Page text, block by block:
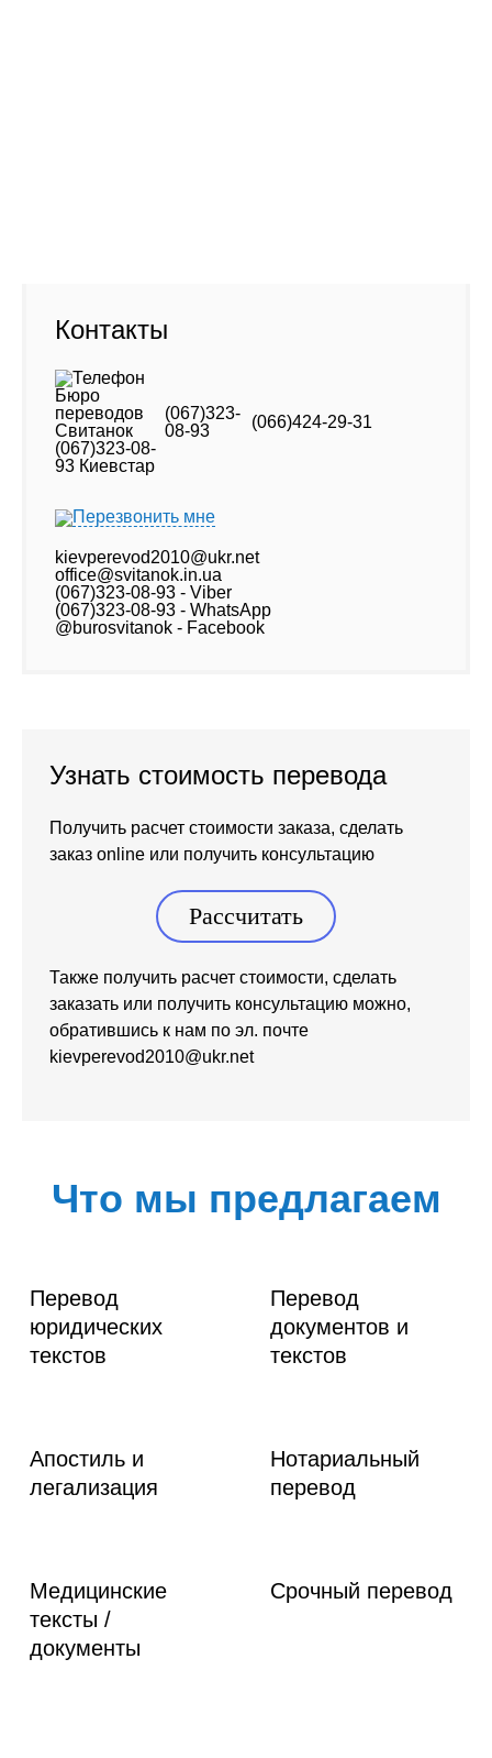
Контакты
(067)323-
08-93
(066)424-29-31
Перезвонить мне
kievperevod2010@ukr.net
office@svitanok.in.ua
(067)323-08-93 - Viber
(067)323-08-93 - WhatsApp
@burosvitanok - Facebook
Узнать стоимость перевода
Получить расчет стоимости заказа, сделать
заказ online или получить консультацию
Рассчитать
Также получить расчет стоимости, сделать
заказать или получить консультацию можно,
обратившись к нам по эл. почте
kievperevod2010@ukr.net
Что мы предлагаем
Перевод
юридических
текстов
Перевод
документов и
текстов
Апостиль и
легализация
Нотариальный
перевод
Медицинские
тексты /
документы
Срочный перевод